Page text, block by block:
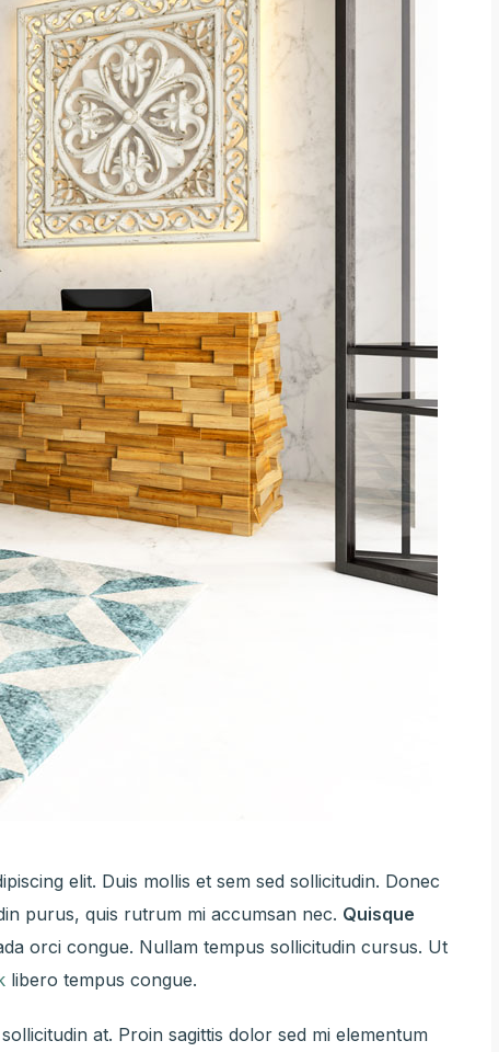
elit. Duis mollis et sem sed sollicitudin. Donec
purus, quis rutrum mi accumsan nec. Quisque
orci congue. Nullam tempus sollicitudin cursus. Ut
libero tempus congue.
at. Proin sagittis dolor sed mi elementum